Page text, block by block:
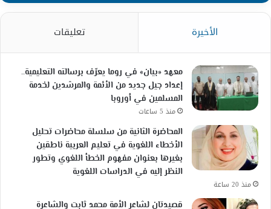
الأخيرة تعليقات
معهد «بيان» في روما يعرّف برسالته التعليمية..
إعداد جيل جديد من الأئمة والمرشدين لخدمة
المسلمين في أوروبا
منذ 5 ساعات
المحاضرة الثانية من سلسلة محاضرات تحليل
الأخطاء اللغوية في تعليم العربية ناطقين
بغيرها بعنوان مفهوم الخطأ اللغوي وتطور
النظر إليه في الدراسات اللغوية
منذ 20 ساعة
قصيدتان لشاعر الأمة محمد ثابت والشاعرة